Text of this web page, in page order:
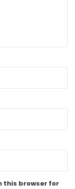
this browser for